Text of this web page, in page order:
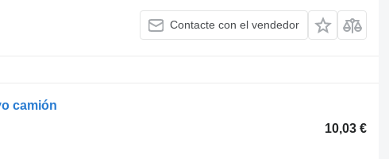
Contacte con el vendedor
camión
10,03 €